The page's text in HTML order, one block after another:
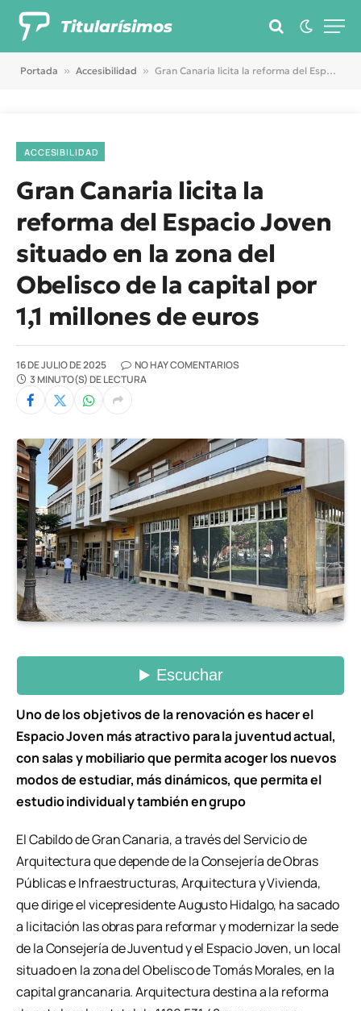
Titularísimos
Portada » Accesibilidad » Gran Canaria licita la reforma del Espacio Joven situado en la zona del Obelisco de la capital por 1,1 millones de euros
ACCESIBILIDAD
Gran Canaria licita la
reforma del Espacio Joven
situado en la zona del
Obelisco de la capital por
1,1 millones de euros
16 DE JULIO DE 2025
NO HAY COMENTARIOS
3 MINUTO(S) DE LECTURA
Uno de los objetivos de la renovación es hacer el
Espacio Joven más atractivo para la juventud actual,
con salas y mobiliario que permita acoger los nuevos
modos de estudiar, más dinámicos, que permita el
estudio individual y también en grupo
El Cabildo de Gran Canaria, a través del Servicio de
Arquitectura que depende de la Consejería de Obras
Públicas e Infraestructuras, Arquitectura y Vivienda,
que dirige el vicepresidente Augusto Hidalgo, ha sacado
a licitación las obras para reformar y modernizar la sede
de la Consejería de Juventud y el Espacio Joven, un local
situado en la zona del Obelisco de Tomás Morales, en la
capital grancanaria. Arquitectura destina a la reforma